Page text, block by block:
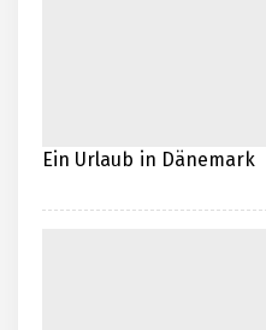
Ein Urlaub in Dänemark